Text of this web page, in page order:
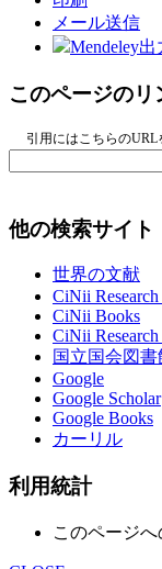
メール送信
Mendeley出
このページのリ
引用にはこちらの
他の検索サイト
世界の文献
CiNii
CiNii Books
CiNii
国立国会図
Google
Google Scholar
Google Books
カーリル
利用統計
このページへ